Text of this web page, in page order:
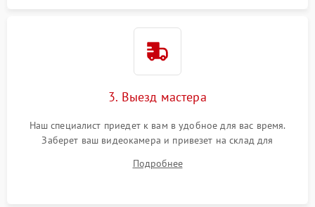
3. Выезд мастера
Наш специалист приедет к вам в удобное для вас время.
Заберет ваш видеокамера и привезет на склад для
Подробнее